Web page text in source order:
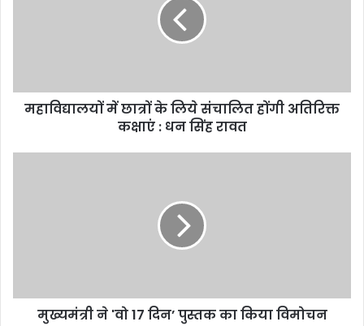
महाविद्यालयों में छात्रों के लिये संचालित होंगी अतिरिक्त
कक्षाएं : धन सिंह रावत
मुख्यमंत्री ने 'वो 17 दिन’ पुस्तक का किया विमोचन